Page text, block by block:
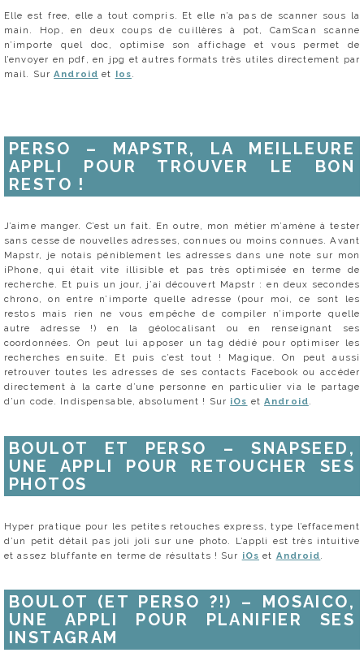
Elle est free, elle a tout compris. Et elle n’a pas de scanner sous la
main. Hop, en deux coups de cuillères à pot, CamScan scanne
n’importe quel doc, optimise son affichage et vous permet de
l’envoyer en pdf, en jpg et autres formats très utiles directement par
mail. SurAndroid et Ios
PERSO – MAPSTR, LA MEILLEURE
APPLI POUR TROUVER LE BON
RESTO !
J’aime manger. C’est un fait. En outre, mon métier m’amène à tester
sans cesse de nouvelles adresses, connues ou moins connues. Avant
Mapstr, je notais péniblement les adresses dans une note sur mon
iPhone, qui était vite illisible et pas très optimisée en terme de
recherche. Et puis un jour, j’ai découvert Mapstr : en deux secondes
chrono, on entre n’importe quelle adresse (pour moi, ce sont les
restos mais rien ne vous empêche de compiler n’importe quelle
autre adresse !) en la géolocalisant ou en renseignant ses
coordonnées. On peut lui apposer un tag dédié pour optimiser les
recherches ensuite. Et puis c’est tout ! Magique. On peut aussi
retrouver toutes les adresses de ses contacts Facebook ou accéder
directement à la carte d’une personne en particulier via le partage
d’un code. Indispensable, absolument ! Sur iOs etAndroid.
BOULOT ET PERSO – SNAPSEED,
UNE APPLI POUR RETOUCHER SES
PHOTOS
Hyper pratique pour les petites retouches express, type l’effacement
d’un petit détail pas joli joli sur une photo. L’appli est très intuitive
et assez bluffante en terme de résultats ! Sur iOs et Android
BOULOT (ET PERSO ?!) – MOSAICO,
UNE APPLI POUR PLANIFIER SES
INSTAGRAM